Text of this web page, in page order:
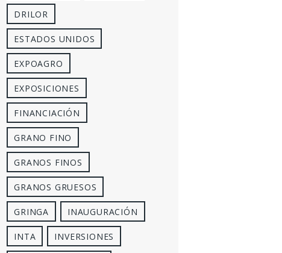
DRILOR
ESTADOS UNIDOS
EXPOAGRO
EXPOSICIONES
FINANCIACIÓN
GRANO FINO
GRANOS FINOS
GRANOS GRUESOS
GRINGA INAUGURACIÓN
INTA INVERSIONES